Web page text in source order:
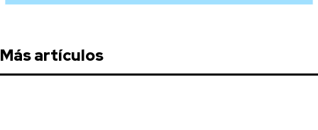
Más artículos